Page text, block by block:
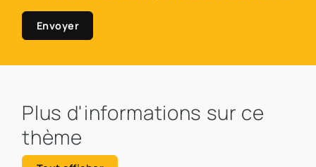
Envoyer
Plus d'informations sur ce
thème